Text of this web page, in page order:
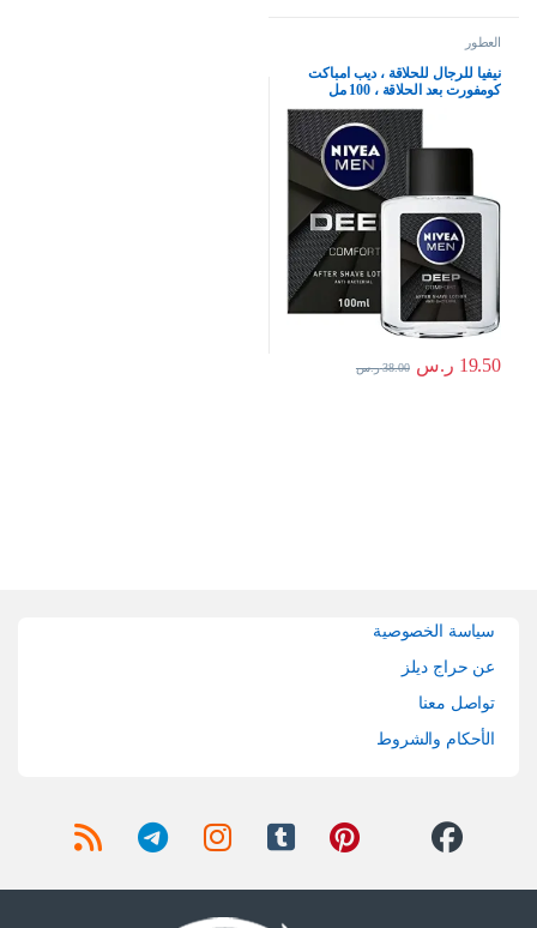
العطور
نيفيا للرجال للحلاقة ، ديب امباكت
كومفورت بعد الحلاقة ، 100 مل
19.50 ر.س 38.00 ر.س
سياسة الخصوصية
عن حراج ديلز
تواصل معنا
الأحكام والشروط